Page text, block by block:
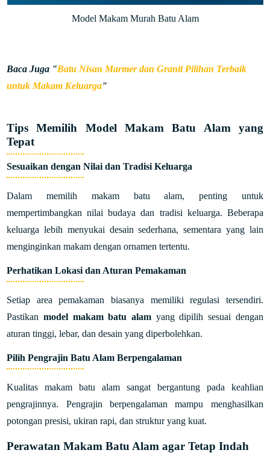
Model Makam Murah Batu Alam
Baca Juga "Batu Nisan Marmer dan Granit Pilihan Terbaik
untuk Makam Keluarga"
Tips Memilih Model Makam Batu Alam yang
Tepat
Sesuaikan dengan Nilai dan Tradisi Keluarga
Dalam memilih makam batu alam, penting untuk
mempertimbangkan nilai budaya dan tradisi keluarga. Beberapa
keluarga lebih menyukai desain sederhana, sementara yang lain
menginginkan makam dengan ornamen tertentu.
Perhatikan Lokasi dan Aturan Pemakaman
Setiap area pemakaman biasanya memiliki regulasi tersendiri.
Pastikan model makam batu alam yang dipilih sesuai dengan
aturan tinggi, lebar, dan desain yang diperbolehkan.
Pilih Pengrajin Batu Alam Berpengalaman
Kualitas makam batu alam sangat bergantung pada keahlian
pengrajinnya. Pengrajin berpengalaman mampu menghasilkan
potongan presisi, ukiran rapi, dan struktur yang kuat.
Perawatan Makam Batu Alam agar Tetap Indah